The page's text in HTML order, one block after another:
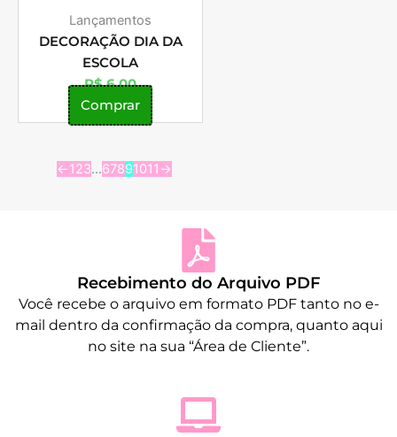
Lançamentos
DECORAÇÃO DIA DA
ESCOLA
R$6,00
Comprar
←123…67891011 →
Recebimento do Arquivo PDF
Você recebe o arquivo em formato PDF tanto no e-
mail dentro da confirmação da compra, quanto aqui
no site na sua “Área de Cliente”.